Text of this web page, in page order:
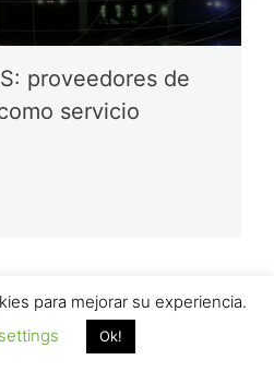
proveedores de
servicio
para mejorar su experiencia.
Ok!